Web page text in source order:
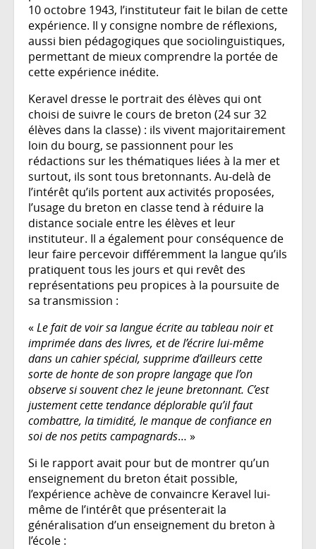
10 octobre 1943, l’instituteur fait le bilan de cette
expérience. Il y consigne nombre de réflexions,
aussi bien pédagogiques que sociolinguistiques,
permettant de mieux comprendre la portée de
cette expérience inédite.
Keravel dresse le portrait des élèves qui ont
choisi de suivre le cours de breton (24 sur 32
élèves dans la classe) : ils vivent majoritairement
loin du bourg, se passionnent pour les
rédactions sur les thématiques liées à la mer et
surtout, ils sont tous bretonnants. Au-delà de
l’intérêt qu’ils portent aux activités proposées,
l’usage du breton en classe tend à réduire la
distance sociale entre les élèves et leur
instituteur. Il a également pour conséquence de
leur faire percevoir différemment la langue qu’ils
pratiquent tous les jours et qui revêt des
représentations peu propices à la poursuite de
sa transmission :
«Le fait de voir sa langue écrite au tableau noir et
imprimée dans des livres, et de l’écrire lui-même
dans un cahier spécial, supprime d’ailleurs cette
sorte de honte de son propre langage que l’on
observe si souvent chez le jeune bretonnant. C’est
justement cette tendance déplorable qu’il faut
combattre, la timidité, le manque de confiance en
soi de nos petits campagnards… »
Si le rapport avait pour but de montrer qu’un
enseignement du breton était possible,
l’expérience achève de convaincre Keravel lui-
même de l’intérêt que présenterait la
généralisation d’un enseignement du breton à
l’école :